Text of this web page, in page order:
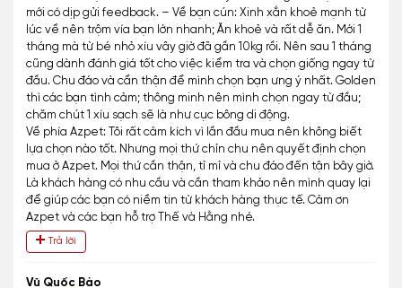
mới có dịp gửi feedback. – Về bạn cún: Xinh xắn khoẻ mạnh từ
lúc về nên trộm vía bạn lớn nhanh; Ăn khoẻ và rất dễ ăn. Mới 1
tháng mà từ bé nhỏ xíu vây giờ đã gần 10kg rồi. Nên sau 1 tháng
cũng dành đánh giá tốt cho việc kiểm tra và chọn giống ngay từ
đầu. Chu đáo và cẩn thận để mình chọn bạn ưng ý nhất. Golden
thì các bạn tình cảm; thông minh nên mình chọn ngay từ đầu;
chăm chút 1 xíu sạch sẽ là như cục bông di động.
Về phía Azpet: Tôi rất cảm kích vì lần đầu mua nên không biết
lựa chọn nào tốt. Nhưng mọi thứ chỉn chu nên quyết định chọn
mua ở Azpet. Mọi thứ cần thận, tỉ mỉ và chu đáo đến tận bây giờ.
Là khách hàng có nhu cầu và cần tham khảo nên mình quay lại
để giúp các bạn có niềm tin từ khách hàng thực tế. Cảm ơn
Azpet và các bạn hỗ trợ Thế và Hằng nhé.
Trả lời
Vũ Quốc Bảo